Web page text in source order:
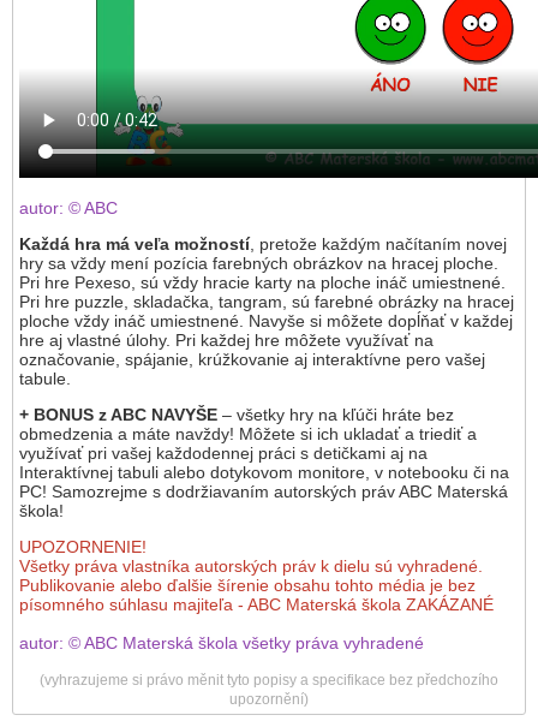
autor: © ABC
Každá hra má veľa možností, pretože každým načítaním novej
hry sa vždy mení pozícia farebných obrázkov na hracej ploche.
Pri hre Pexeso, sú vždy hracie karty na ploche ináč umiestnené.
Pri hre puzzle, skladačka, tangram, sú farebné obrázky na hracej
ploche vždy ináč umiestnené. Navyše si môžete dopĺňať v každej
hre aj vlastné úlohy. Pri každej hre môžete využívať na
označovanie, spájanie, krúžkovanie aj interaktívne pero vašej
tabule.
+ BONUS z ABC NAVYŠE – všetky hry na kľúči hráte bez
obmedzenia a máte navždy! Môžete si ich ukladať a triediť a
využívať pri vašej každodennej práci s detičkami aj na
Interaktívnej tabuli alebo dotykovom monitore, v notebooku či na
PC! Samozrejme s dodržiavaním autorských práv ABC Materská
škola!
UPOZORNENIE!
Všetky práva vlastníka autorských práv k dielu sú vyhradené.
Publikovanie alebo ďalšie šírenie obsahu tohto média je bez
písomného súhlasu majiteľa - ABC Materská škola ZAKÁZANÉ
autor: © ABC Materská škola všetky práva vyhradené
(vyhrazujeme si právo měnit tyto popisy a specifikace bez předchozího
upozornění)